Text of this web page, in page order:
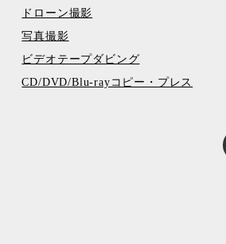
ドローン撮影
写真撮影
ビデオテープダビング
CD/DVD/Blu-rayコピー・プレス